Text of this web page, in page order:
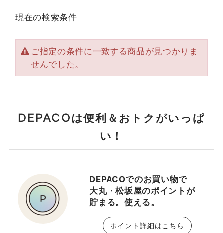
現在の検索条件
ご指定の条件に一致する商品が見つかりま
せんでした。
DEPACOは便利＆おトクがいっぱ
い！
DEPACOでのお買い物で
大丸・松坂屋のポイントが
貯まる。使える。
ポイント詳細はこちら